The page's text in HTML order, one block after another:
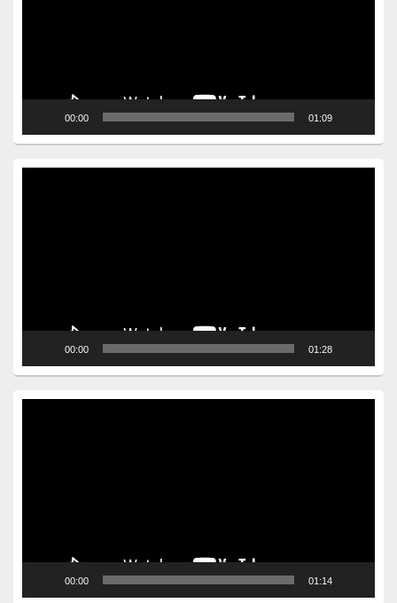
00:00 01:09
00:00 01:28
00:00 01:14